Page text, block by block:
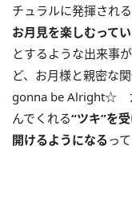
チュラルに発揮される
お月見を楽しむって
とするような出来事
ど、お月様と親密な
gonna be Alright☆
んでくれる“ツキ”を
開けるようになる っ